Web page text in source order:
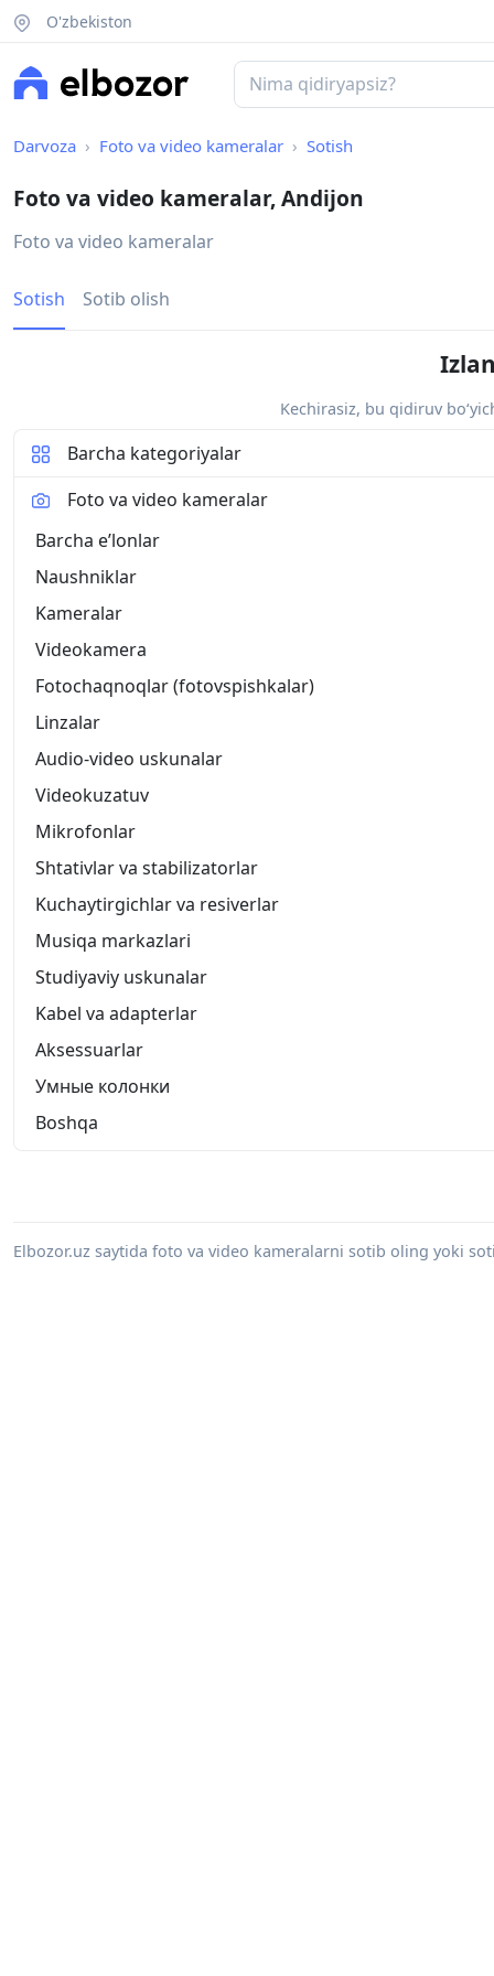
O'zbekiston
Darvoza Foto va video kameralar Sotish
Foto va video kameralar, Andijon
Foto va video kameralar
Sotish Sotib olish
Kechirasiz, bu qidiruv
Barcha kategoriyalar
Foto va video kameralar
Barcha eʼlonlar
Naushniklar
Kameralar
Videokamera
Fotochaqnoqlar (fotovspishkalar)
Linzalar
Audio-video uskunalar
Videokuzatuv
Mikrofonlar
Shtativlar va stabilizatorlar
Kuchaytirgichlar va resiverlar
Musiqa markazlari
Studiyaviy uskunalar
Kabel va adapterlar
Aksessuarlar
Умные колонки
Boshqa
Elbozor.uz saytida foto va video kameralarni sotib oling yoki